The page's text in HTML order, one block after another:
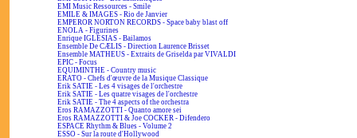
EMI Music Ressources - Smile
EMILE & IMAGES - Rio de Janvier
EMPEROR NORTON RECORDS - Space baby blast off
ENOLA - Figurines
Enrique IGLESIAS - Bailamos
Ensemble De CÆLIS - Direction Laurence Brisset
Ensemble MATHEUS - Extraits de Griselda par VIVALDI
EPIC - Focus
EQUIMINTHE - Country music
ERATO - Chefs d'œuvre de la Musique Classique
Erik SATIE - Les 4 visages de l'orchestre
Erik SATIE - Les quatre visages de l'orchestre
Erik SATIE - The 4 aspects of the orchestra
Eros RAMAZZOTTI - Quanto amore sei
Eros RAMAZZOTTI & Joe COCKER - Difendero
ESPACE Rhythm & Blues - Volume 2
ESSO - Sur la route d'Hollywood